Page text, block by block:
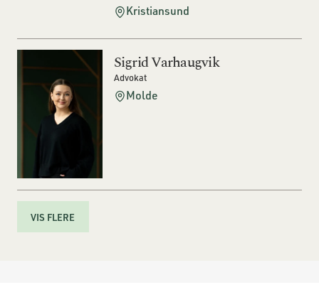
Kristiansund
Sigrid Varhaugvik
Advokat
Molde
VIS FLERE